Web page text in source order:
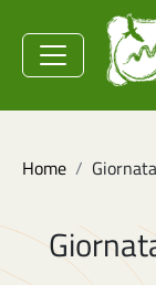
Salta al contenuto
Home